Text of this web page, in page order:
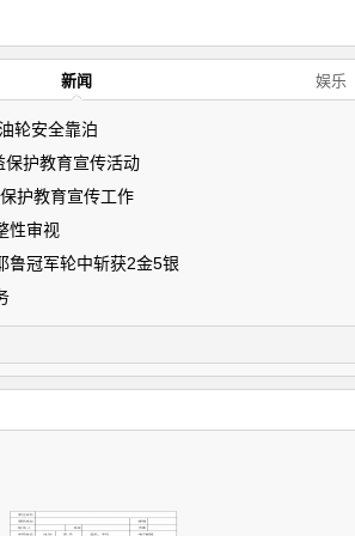
新闻 娱乐
轮安全靠泊
保护教育宣传活动
护教育宣传工作
性审视
鲁冠军轮中斩获2金5银